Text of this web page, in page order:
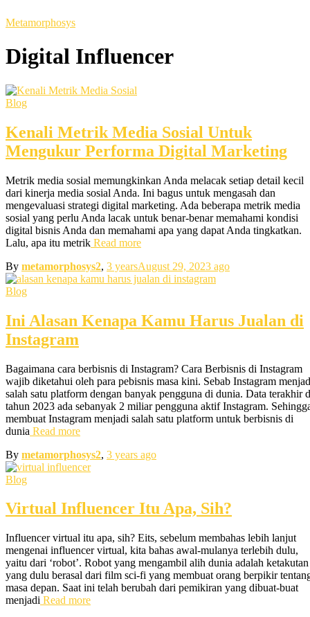
Metamorphosys
Digital Influencer
Blog
Kenali Metrik Media Sosial Untuk
Mengukur Performa Digital Marketing
Metrik media sosial memungkinkan Anda melacak setiap detail kecil
dari kinerja media sosial Anda. Ini bagus untuk mengasah dan
mengevaluasi strategi digital marketing. Ada beberapa metrik media
sosial yang perlu Anda lacak untuk benar-benar memahami kondisi
digital bisnis Anda dan memahami apa yang dapat Anda tingkatkan.
Lalu, apa itu metrik Read more
By metamorphosys2, 3 yearsAugust 29, 2023 ago
Blog
Ini Alasan Kenapa Kamu Harus Jualan di
Instagram
Bagaimana cara berbisnis di Instagram? Cara Berbisnis di Instagram
wajib diketahui oleh para pebisnis masa kini. Sebab Instagram
salah satu platform dengan banyak pengguna di dunia. Data terakhir
tahun 2023 ada sebanyak 2 miliar pengguna aktif Instagram.
membuat Instagram menjadi salah satu platform untuk berbisnis di
dunia Read more
By metamorphosys2, 3 years ago
Blog
Virtual Influencer Itu Apa, Sih?
Influencer virtual itu apa, sih? Eits, sebelum membahas lebih lanjut
mengenai influencer virtual, kita bahas awal-mulanya terlebih dulu,
yaitu dari ‘robot’. Robot yang mengambil alih dunia adalah ketakutan
yang dulu berasal dari film sci-fi yang membuat orang berpikir
masa depan. Saat ini telah berubah dari pemikiran yang dibuat-buat
menjadi Read more